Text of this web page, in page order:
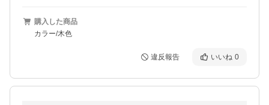
購入した商品
カラー/木色
違反報告 いいね 0